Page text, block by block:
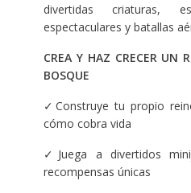
divertidas criaturas,
espectaculares y batallas
CREA Y HAZ CRECER UN
BOSQUE
✓Construye tu propio
cómo cobra vida
✓Juega a divertidos
recompensas únicas